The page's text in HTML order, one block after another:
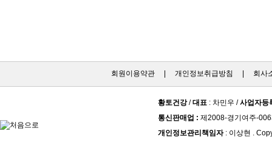
회원이용약관| 개인정보취급방침 회사
황토건강/대표 : 차민우 /사업자등
통신판매업 : 제2008-경기여주-
개인정보관리책임자: 이상현 .